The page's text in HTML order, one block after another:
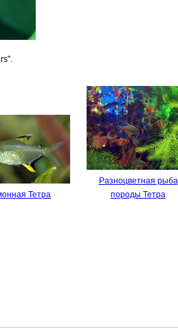
Тетра
Разноцветная рыба
породы Тетра